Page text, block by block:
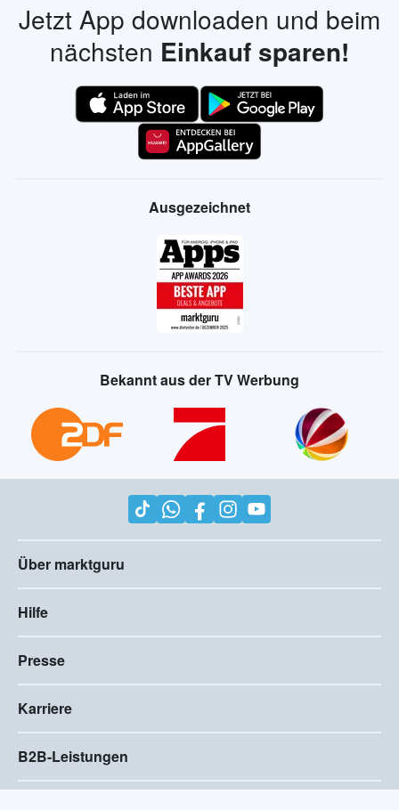
Jetzt App downloaden und beim
nächsten Einkauf sparen!
Ausgezeichnet
Bekannt aus der TV Werbung
Über marktguru
Hilfe
Presse
Karriere
B2B-Leistungen